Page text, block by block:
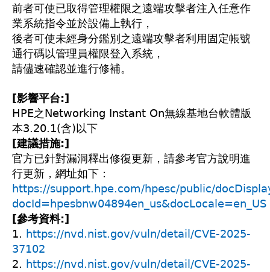
前者可使已取得管理權限之遠端攻擊者注入任意作
業系統指令並於設備上執行，
後者可使未經身分鑑別之遠端攻擊者利用固定帳號
通行碼以管理員權限登入系統，
請儘速確認並進行修補。
[影響平台:]
HPE之Networking Instant On無線基地台軟體版
本3.20.1(含)以下
[建議措施:]
官方已針對漏洞釋出修復更新，請參考官方說明進
行更新，網址如下：
https://support.hpe.com/hpesc/public/
docId=hpesbnw04894en_us&docLocale=en_US
[參考資料:]
1. https://nvd.nist.gov/vuln/detail/CVE-2025-
37102
2. https://nvd.nist.gov/vuln/detail/CVE-2025-